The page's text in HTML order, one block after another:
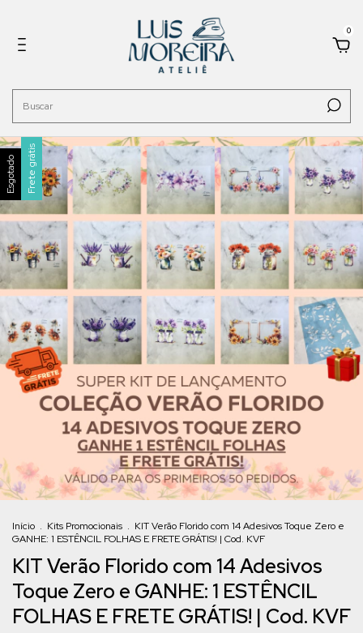
0
Esgotado Frete grátis
Início . Kits Promocionais . KIT Verão Florido com 14 Adesivos Toque Zero e
GANHE: 1 ESTÊNCIL FOLHAS E FRETE GRÁTIS! | Cod. KVF
KIT Verão Florido com 14 Adesivos
Toque Zero e GANHE: 1 ESTÊNCIL
FOLHAS E FRETE GRÁTIS! | Cod. KVF